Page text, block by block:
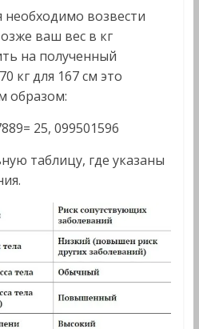
необходимо возвести
ваш вес в кг
на полученный
кг для 167 см это
образом:
25, 099501596
таблицу, где указаны